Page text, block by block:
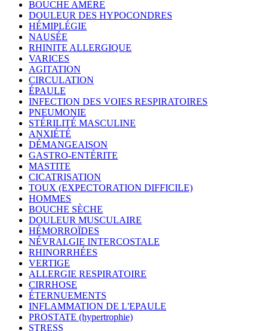
BOUCHE AMÈRE
DOULEUR DES HYPOCONDRES
HÉMIPLÉGIE
NAUSÉE
RHINITE ALLERGIQUE
VARICES
AGITATION
CIRCULATION
ÉPAULE
INFECTION DES VOIES RESPIRATOIRES
PNEUMONIE
STÉRILITÉ MASCULINE
ANXIÉTÉ
DÉMANGEAISON
GASTRO-ENTÉRITE
MASTITE
CICATRISATION
TOUX (EXPECTORATION DIFFICILE)
HOMMES
BOUCHE SÈCHE
DOULEUR MUSCULAIRE
HÉMORROÏDES
NÉVRALGIE INTERCOSTALE
RHINORRHÉES
VERTIGE
ALLERGIE RESPIRATOIRE
CIRRHOSE
ÉTERNUEMENTS
INFLAMMATION DE L'EPAULE
PROSTATE (hypertrophie)
STRESS